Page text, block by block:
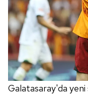
Galatasaray'da